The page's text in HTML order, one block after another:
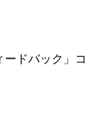
ードバック」コ